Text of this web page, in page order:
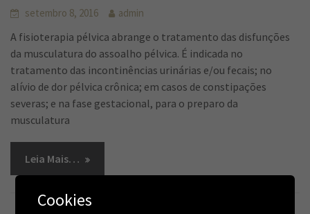
setembro 8, 2016 admin
A fisioterapia pélvica abrange o tratamento das disfunções
da musculatura do assoalho pélvica. É indicada no
tratamento das incontinências urinárias e/ou fecais; no
alívio de dor pélvica crônica; em casos de constipações
severas; e na fase gestacional, para o preparo da
musculatura
Leia Mais…
Cookies